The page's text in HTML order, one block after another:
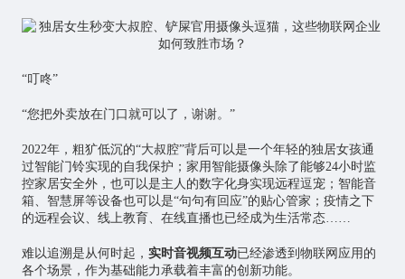
“叮咚”
“您把外卖放在门口就可以了，谢谢。”
2022年，粗犷低沉的“大叔腔”背后可以是一个年轻的独居女孩通
过智能门铃实现的自我保护；家用智能摄像头除了能够24小时监
控家居安全外，也可以是主人的数字化身实现远程逗宠；智能音
箱、智慧屏等设备也可以是“句句有回应”的贴心管家；疫情之下
的远程会议、线上教育、在线直播也已经成为生活常态……
难以追溯是从何时起， 实时音视频互动已经渗透到 物联网 应用的
各个场景，作为基础能力承载着丰富的创新功能。